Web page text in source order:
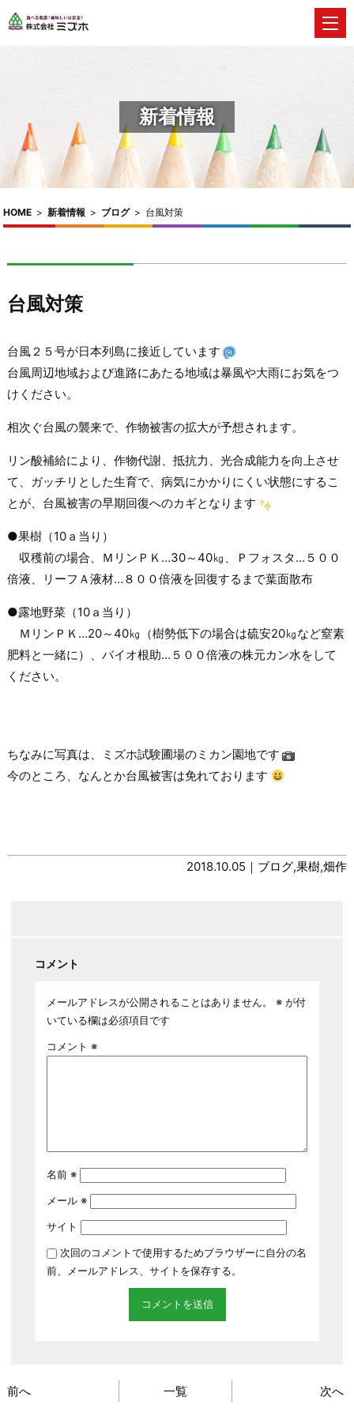
新着情報
HOME > 新着情報 > ブログ> 台風対策
台風対策
台風２５号が日本列島に接近しています
台風周辺地域および進路にあたる地域は暴風や大雨にお気をつ
けください。
相次ぐ台風の襲来で、作物被害の拡大が予想されます。
リン酸補給により、作物代謝、抵抗力、光合成能力を向上させ
て、ガッチリとした生育で、病気にかかりにくい状態にするこ
とが、台風被害の早期回復へのカギとなります
●果樹（10ａ当り）
収穫前の場合、ＭリンＰＫ…30～40㎏、Ｐフォスタ…５００
倍液、リーフＡ液材…８００倍液を回復するまで葉面散布
●露地野菜（10ａ当り）
ＭリンＰＫ…20～40㎏（樹勢低下の場合は硫安20㎏など窒素
肥料と一緒に）、バイオ根助…５００倍液の株元カン水をして
ください。
ちなみに写真は、ミズホ試験圃場のミカン園地です
今のところ、なんとか台風被害は免れております
2018.10.05｜ ブログ,果樹,畑作
コメント
メールアドレスが公開されることはありません。 ※が付
いている欄は必須項目です
コメント ※
名前 ※
メール ※
サイト
次回のコメントで使用するためブラウザーに自分の名
前、メールアドレス、サイトを保存する。
前へ 一覧 次へ